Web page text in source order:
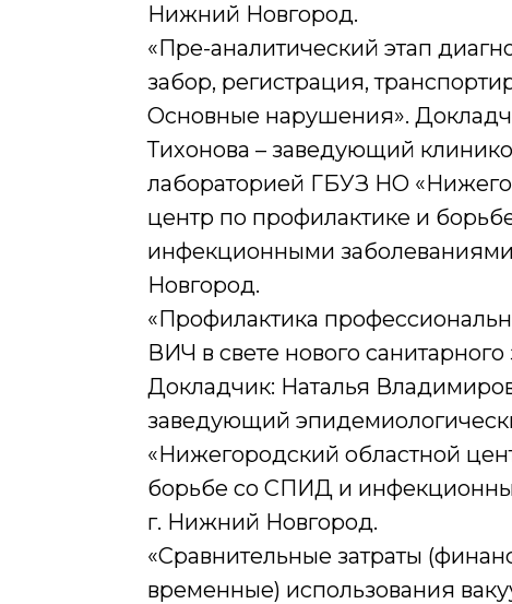
Нижний Новгород.
«Пре-аналитический этап
забор, регистрация,
Основные нарушения».
Тихонова – заведующий
лабораторией ГБУЗ НО
центр по профилактике и
инфекционными
Новгород.
«Профилактика
ВИЧ в свете нового санитарного
Докладчик: Наталья
заведующий
«Нижегородский областной
борьбе со СПИД и
г. Нижний Новгород.
«Сравнительные затраты
временные) использования